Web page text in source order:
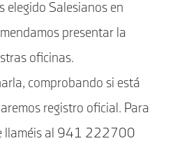
elegido Salesianos en
presentar la
oficinas.
comprobando si está
registro oficial. Para
llaméis al 941 222700